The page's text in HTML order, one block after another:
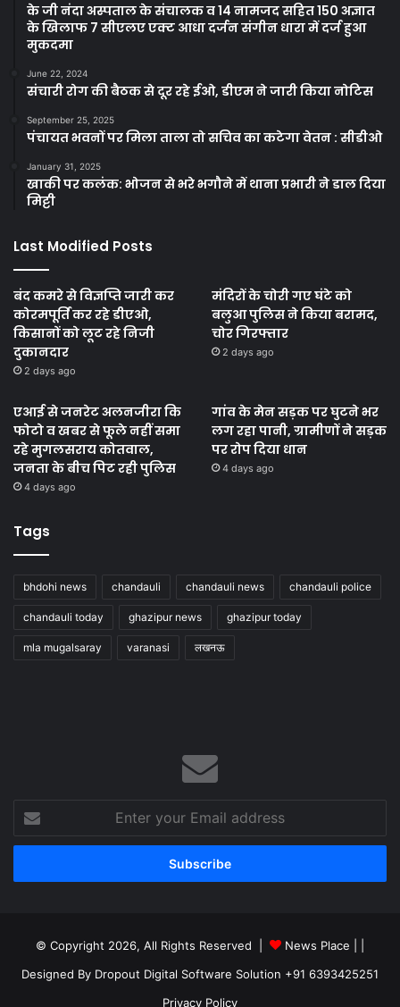
के जी नंदा अस्पताल के संचालक व 14 नामजद सहित 150 अज्ञात
के खिलाफ 7 सीएलए एक्ट आधा दर्जन संगीन धारा में दर्ज हुआ
मुकदमा
June 22, 2024
संचारी रोग की बैठक से दूर रहे ईओ, डीएम ने जारी किया नोटिस
September 25, 2025
पंचायत भवनों पर मिला ताला तो सचिव का कटेगा वेतन : सीडीओ
January 31, 2025
खाकी पर कलंक: भोजन से भरे भगौने में थाना प्रभारी ने डाल दिया
मिट्टी
Last Modified Posts
बंद कमरे से विज्ञप्ति जारी कर
कोरमपूर्ति कर रहे डीएओ,
किसानों को लूट रहे निजी
दुकानदार
2 days ago
मंदिरों के चोरी गए घंटे को
बलुआ पुलिस ने किया बरामद,
चोर गिरफ्तार
2 days ago
एआई से जनरेट अलनजीरा कि
फोटो व खबर से फूले नहीं समा
रहे मुगलसराय कोतवाल,
जनता के बीच पिट रही पुलिस
4 days ago
गांव के मेन सड़क पर घुटने भर
लग रहा पानी, ग्रामीणों ने सड़क
पर रोप दिया धान
4 days ago
Tags
bhdohi news chandauli chandauli news chandauli police
chandauli today ghazipur news ghazipur today
mla mugalsaray varanasi लखनऊ
your
Email
© Copyright 2026, All Rights Reserved | News Place |
Designed By Dropout Digital Software Solution +91 6393425251
Privacy Policy